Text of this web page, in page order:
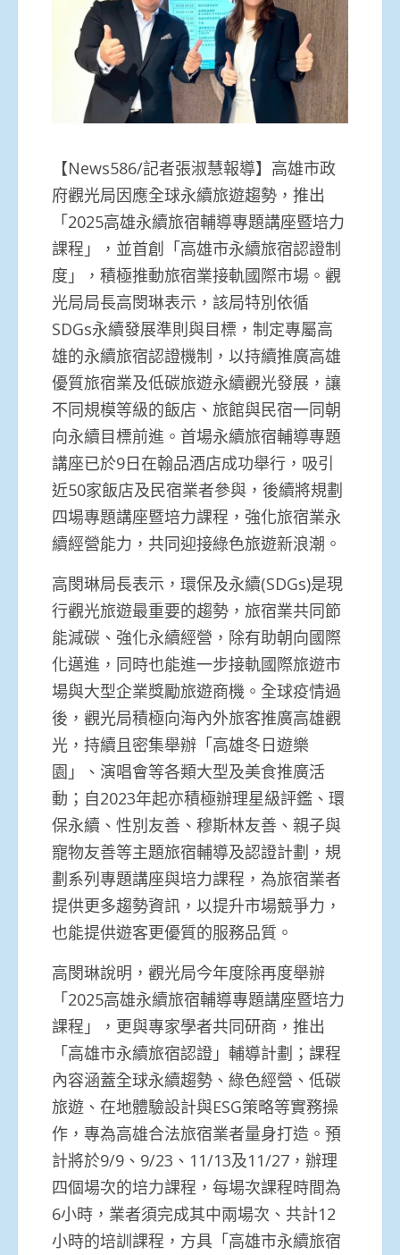
【News586/記者張淑慧報導】高雄市政
府觀光局因應全球永續旅遊趨勢，推出
「2025高雄永續旅宿輔導專題講座暨培力
課程」，並首創「高雄市永續旅宿認證制
度」，積極推動旅宿業接軌國際市場。觀
光局局長高閔琳表示，該局特別依循
SDGs永續發展準則與目標，制定專屬高
雄的永續旅宿認證機制，以持續推廣高雄
優質旅宿業及低碳旅遊永續觀光發展，讓
不同規模等級的飯店、旅館與民宿一同朝
向永續目標前進。首場永續旅宿輔導專題
講座已於9日在翰品酒店成功舉行，吸引
近50家飯店及民宿業者參與，後續將規劃
四場專題講座暨培力課程，強化旅宿業永
續經營能力，共同迎接綠色旅遊新浪潮。
高閔琳局長表示，環保及永續(SDGs)是現
行觀光旅遊最重要的趨勢，旅宿業共同節
能減碳、強化永續經營，除有助朝向國際
化邁進，同時也能進一步接軌國際旅遊市
場與大型企業獎勵旅遊商機。全球疫情過
後，觀光局積極向海內外旅客推廣高雄觀
光，持續且密集舉辦「高雄冬日遊樂
園」、演唱會等各類大型及美食推廣活
動；自2023年起亦積極辦理星級評鑑、環
保永續、性別友善、穆斯林友善、親子與
寵物友善等主題旅宿輔導及認證計劃，規
劃系列專題講座與培力課程，為旅宿業者
提供更多趨勢資訊，以提升市場競爭力，
也能提供遊客更優質的服務品質。
高閔琳說明，觀光局今年度除再度舉辦
「2025高雄永續旅宿輔導專題講座暨培力
課程」，更與專家學者共同研商，推出
「高雄市永續旅宿認證」輔導計劃；課程
內容涵蓋全球永續趨勢、綠色經營、低碳
旅遊、在地體驗設計與ESG策略等實務操
作，專為高雄合法旅宿業者量身打造。預
計將於9/9、9/23、11/13及11/27，辦理
四個場次的培力課程，每場次課程時間為
6小時，業者須完成其中兩場次、共計12
小時的培訓課程，方具「高雄市永續旅宿